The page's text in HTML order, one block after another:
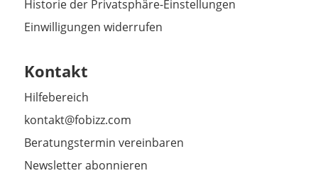
Historie der Privatsphäre-Einstellungen
Einwilligungen widerrufen
Kontakt
Hilfebereich
kontakt@fobizz.com
Beratungstermin vereinbaren
Newsletter abonnieren